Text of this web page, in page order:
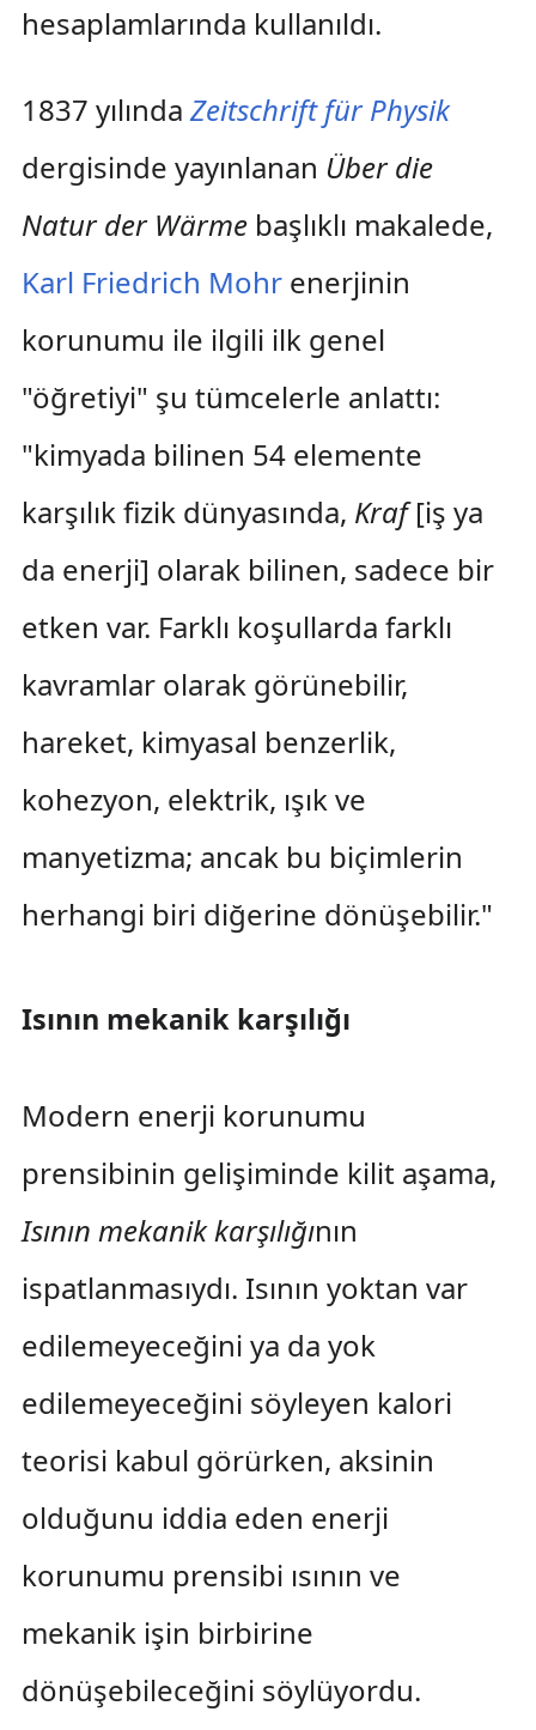
hesaplamlarında kullanıldı.
1837 yılındaZeitschrift für Physik
dergisinde yayınlanan Über die
Natur der Wärmebaşlıklı makalede,
Karl Friedrich Mohrenerjinin
korunumu ile ilgili ilk genel
"öğretiyi" şu tümcelerle anlattı:
"kimyada bilinen 54 elemente
karşılık fizik dünyasında, Kraf[iş ya
da enerji] olarak bilinen, sadece bir
etken var. Farklı koşullarda farklı
kavramlar olarak görünebilir,
hareket, kimyasal benzerlik,
kohezyon, elektrik, ışık ve
manyetizma; ancak bu biçimlerin
herhangi biri diğerine dönüşebilir."
Isının mekanik karşılığı
Modern enerji korunumu
prensibinin gelişiminde kilit aşama,
Isının mekanik karşılığının
ispatlanmasıydı. Isının yoktan var
edilemeyeceğini ya da yok
edilemeyeceğini söyleyen kalori
teorisi kabul görürken, aksinin
olduğunu iddia eden enerji
korunumu prensibi ısının ve
mekanik işin birbirine
dönüşebileceğini söylüyordu.